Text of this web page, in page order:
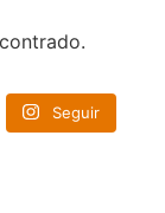
Seguir